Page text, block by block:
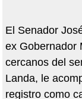
El Senador
ex Gobernador
cercanos del
Landa, le
registro como